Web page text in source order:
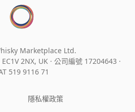
Marketplace Ltd.
2NX, UK · 公司編號 17204643 ·
519 9116 71
隱私權政策